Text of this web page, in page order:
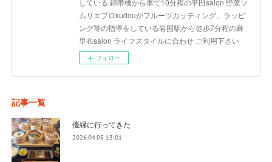
ムリエプロkudouがフルーツカッティング、ラッピ
ング等の指導をしている岩国駅から徒歩7分程の麻
里布salon ライフスタイルに合わせ ご利用下さい
フォロー
記事一覧
優縁に行ってきた
2026.04.05 13:01